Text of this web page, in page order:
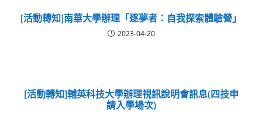
[活動轉知]南華大學辦理「逐夢者：自我探索體驗營」
2023-04-20
[活動轉知]輔英科技大學辦理視訊說明會訊息(四技申
請入學場次)